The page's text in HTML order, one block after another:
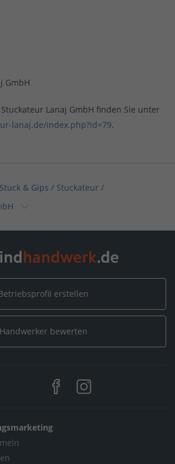
GmbH
Lanaj GmbH finden Sie unter
lanaj.de/index.php?id=79.
& Gips / Stuckateur /
& Gips / Stuckateur Lanaj GmbH
/ Goch-Kessel /
erstellen
Handwerker bewerten